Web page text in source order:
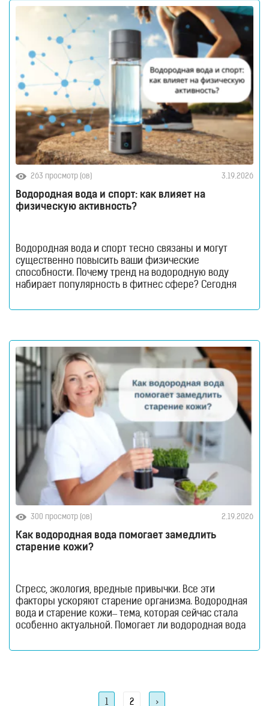
технологии в повседневной жизни. Все больше
людей рассматривают такие устройства
263 просмотр (ов) 3.19.2026
Водородная вода и спорт: как влияет на
физическую активность?
Водородная вода и спорт тесно связаны и могут
существенно повысить ваши физические
способности. Почему тренд на водородную воду
набирает популярность в фитнес сфере? Сегодня
физическую активность? Водородная вода и спорт —
300 просмотр (ов) 2.19.2026
Как водородная вода помогает замедлить
старение кожи?
Стресс, экология, вредные привычки. Все эти
факторы ускоряют старение организма. Водородная
вода и старение кожи– тема, которая сейчас стала
особенно актуальной. Помогает ли водородная вода
организма? Разбираемся в новом материале! Как это
Page
1 Page
2 >